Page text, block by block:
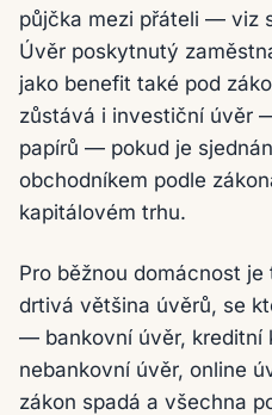
půjčka mezi přáteli — viz
Úvěr poskytnutý
jako benefit také pod
zůstává i investiční úvěr
papírů — pokud je
obchodníkem podle
kapitálovém trhu.
Pro běžnou domácnost
drtivá většina úvěrů, se
— bankovní úvěr, kreditní
nebankovní úvěr, online
zákon spadá a všechna